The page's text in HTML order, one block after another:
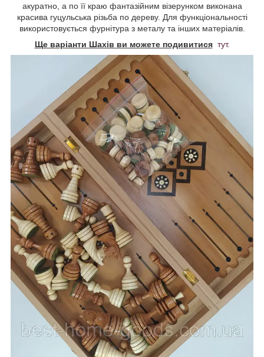
акуратно, а по її краю фантазійним візерунком виконана
красива гуцульська різьба по дереву. Для функціональності
використовується фурнітура з металу та інших матеріалів.
Ще варіанти Шахів ви можете подивитися тут.